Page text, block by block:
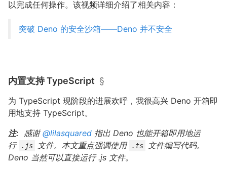
以完成任何操作。该视频详细介绍了相关内容：
突破 Deno 的安全沙箱——Deno 并不安全
内置支持 TypeScript §
为 TypeScript 现阶段的进展欢呼，我很高兴 Deno 开箱即
用地支持 TypeScript。
注: 感谢@lilasquared 指出 Deno 也能开箱即用地运
行 .js 文件。本文重点强调使用 .ts
文件编写代码。
Deno 当然可以直接运行 .js 文件。